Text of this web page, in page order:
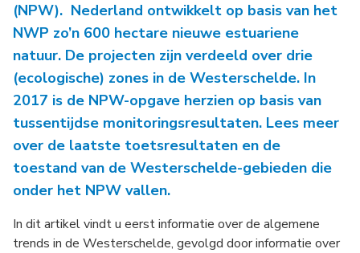
(NPW). Nederland ontwikkelt op basis van het
NWP zo’n 600 hectare nieuwe estuariene
natuur. De projecten zijn verdeeld over drie
(ecologische) zones in de Westerschelde. In
2017 is de NPW-opgave herzien op basis van
tussentijdse monitoringsresultaten. Lees meer
over de laatste toetsresultaten en de
toestand van de Westerschelde-gebieden die
onder het NPW vallen.
In dit artikel vindt u eerst informatie over de algemene
trends in de Westerschelde, gevolgd door informatie over